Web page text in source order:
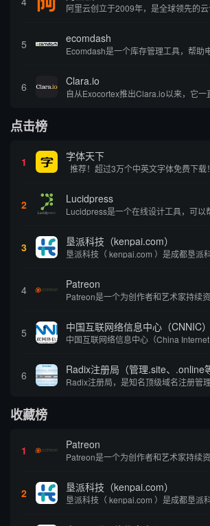
5 ecomdash
6 Clara.io
点击榜
1 字体天下
推荐！超过3万个中英文字体免费下载！
2 Lucidpress
3 垦派科技（kenpai.com）
4 Patreon
5 中国互联网络信息中心（CNNIC）
6
收藏榜
1 Patreon
2 垦派科技（kenpai.com）